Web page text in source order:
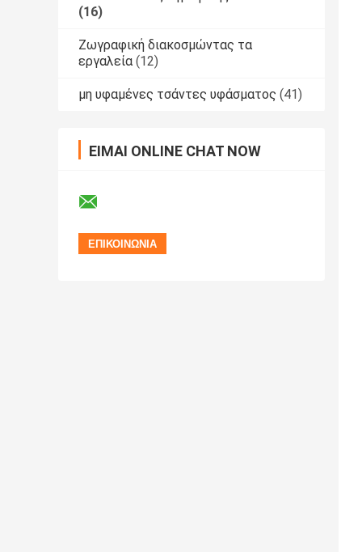
(16)
Ζωγραφική διακοσμώντας τα
εργαλεία (12)
μη υφαμένες τσάντες υφάσματος (41)
ΕΊΜΑΙ ONLINE CHAT NOW